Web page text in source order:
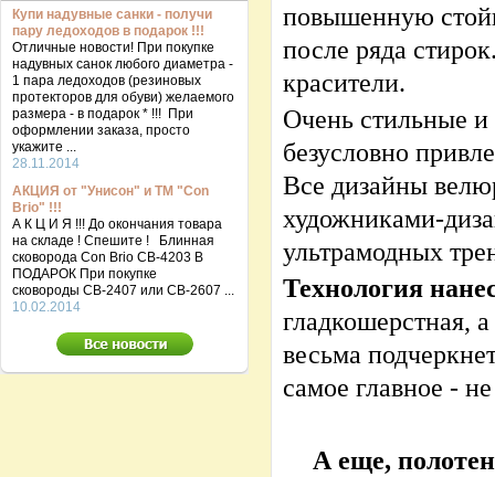
повышенную
после ряда
красители.
Очень стильные
безусловно
Все дизайны
художниками-
ультрамодных
Технология
гладкошерстная,
весьма
самое главное -
А еще,
Купи надувные санки - получи
пару ледоходов в подарок !!!
Отличные новости! При покупке
надувных санок любого диаметра -
1 пара ледоходов (резиновых
протекторов для обуви) желаемого
размера - в подарок * !!! При
оформлении заказа, просто
укажите ...
28.11.2014
АКЦИЯ от "Унисон" и ТМ "Con
Brio" !!!
А К Ц И Я !!! До окончания товара
на складе ! Спешите ! Блинная
сковорода Con Brio CB-4203 В
ПОДАРОК При покупке
сковороды СВ-2407 или СВ-2607 ...
10.02.2014